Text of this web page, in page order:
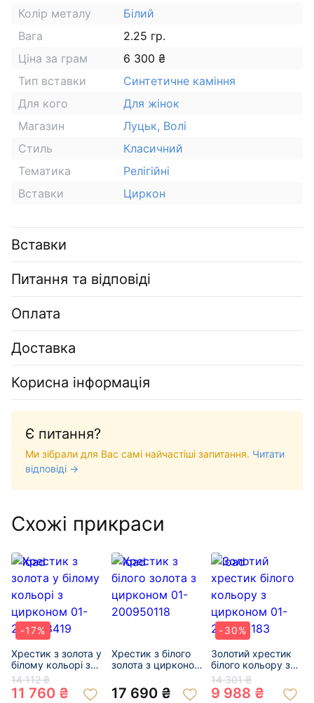
Колір металу
Білий
Вага
2.25 гр.
Ціна за грам
6 300 ₴
Тип вставки
Синтетичне каміння
Для кого
Для жінок
Магазин
Луцьк, Волі
Стиль
Класичний
Тематика
Релігійні
Вставки
Циркон
Вставки
Питання та відповіді
Оплата
Доставка
Корисна інформація
Є питання?
Ми зібрали для Вас самі найчастіші запитання. Читати
відповіді →
Схожі прикраси
-17%
Хрестик з золота у
білому кольорі з
цирконом 01-
200788419
14 112 ₴
11 760 ₴
Хрестик з білого
золота з цирконом
17 690 ₴
-30%
Золотий хрестик
білого кольору з
цирконом 01-
200135183
14 301 ₴
9 988 ₴